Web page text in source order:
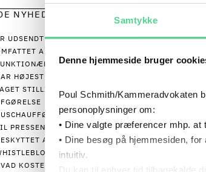
Samtykke
Denne hjemmeside bruger
Poul Schmith/Kammeradvokaten
personoplysninger om:
• Dine valgte præferencer mhp. at
• Dine besøg på hjemmesiden,
intuitiv.
NYHEDER
UDSENDTE VIKARER
AF
DET
HØJESTERET NETOP
STILLING TIL I EN NY
UDTALELSER
PRESSEN VAR IKKE
AF
KOSTER EN USAGLIG
DU
Webinaret
forventes
Vi ser i den